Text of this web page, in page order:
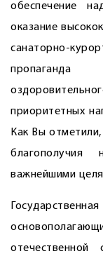
обеспечение
оказание
санаторно-
приоритетных
Как Вы
важнейшими
отечественной